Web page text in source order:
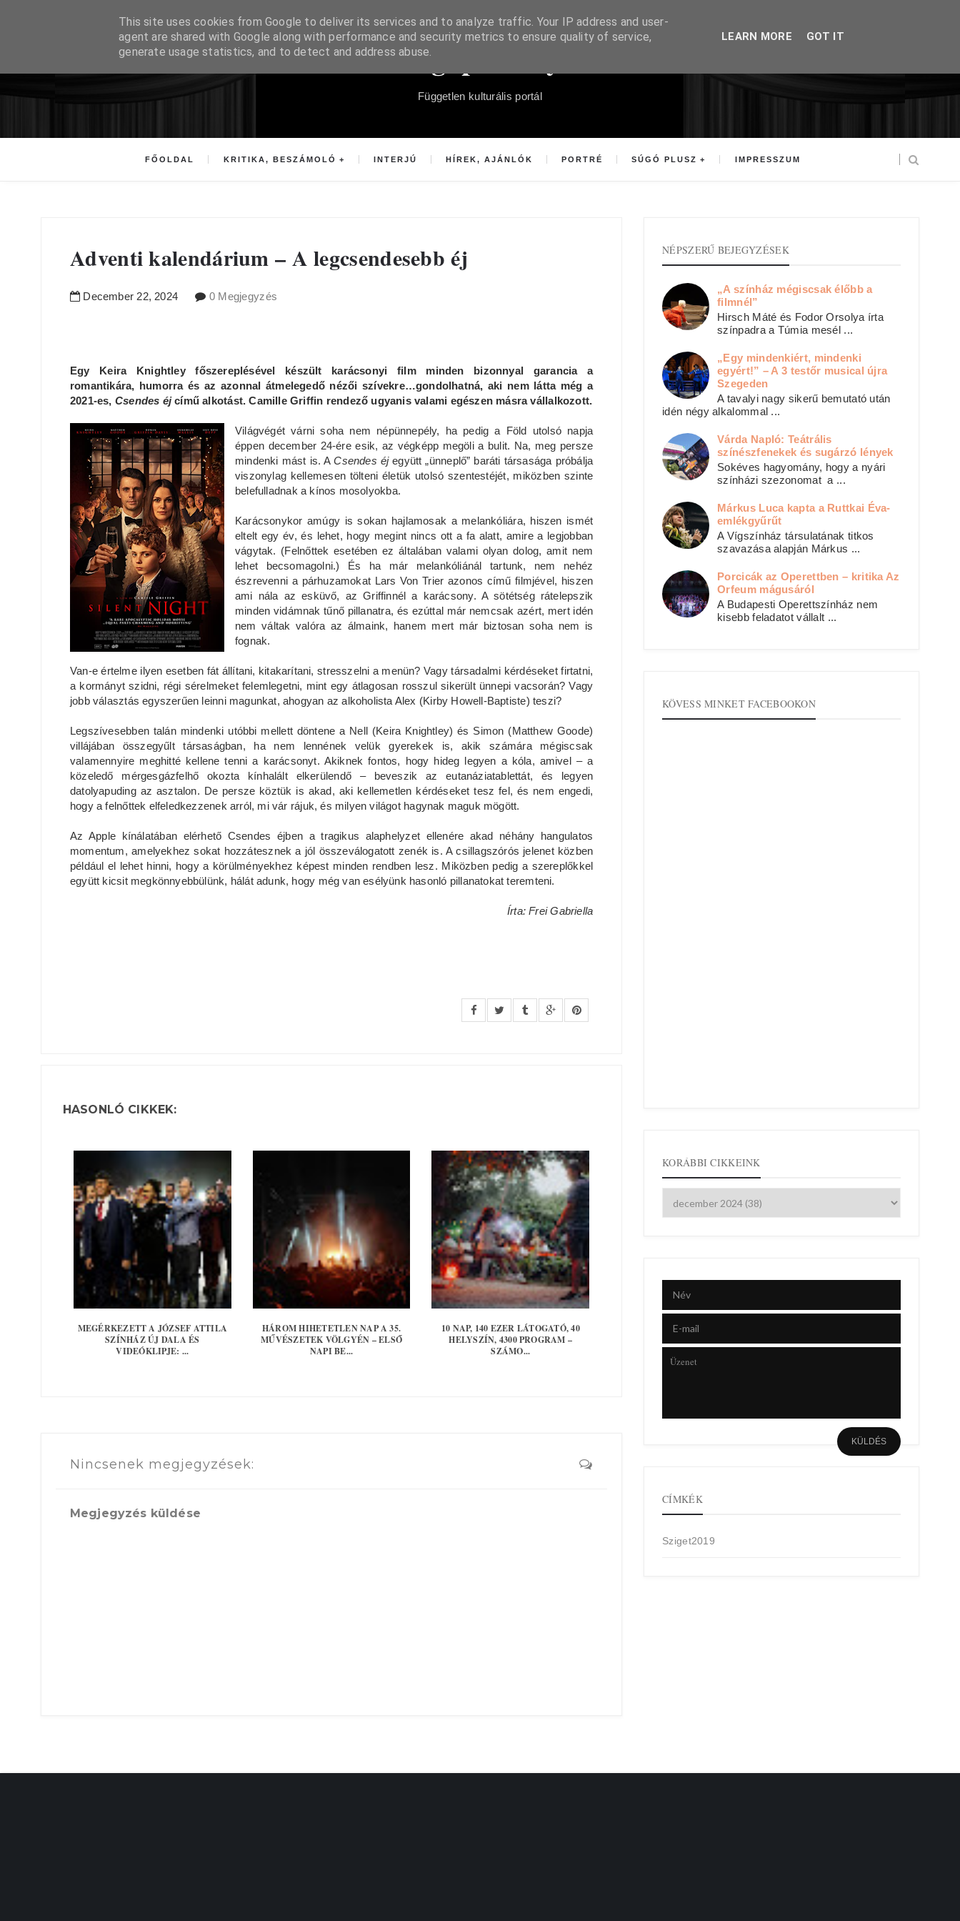
Súgópéldány
Független kulturális portál
FŐOLDAL KRITIKA, BESZÁMOLÓ INTERJÚ HÍREK, AJÁNLÓK PORTRÉ SÚGÓ PLUSZ IMPRESSZUM
Adventi kalendárium – A legcsendesebb éj
December 22, 2024 0 Megjegyzés
Egy Keira Knightley főszereplésével készült karácsonyi film minden bizonnyal garancia a
romantikára, humorra és az azonnal átmelegedő nézői szívekre…gondolhatná, aki nem látta még a
2021-es, Csendes éjcímű alkotást. Camille Griffin rendező ugyanis valami egészen másra vállalkozott.
Világvégét várni soha nem népünnepély, ha pedig a Föld utolsó napja
éppen december 24-ére esik, az végképp megöli a bulit. Na, meg persze
mindenki mást is. ACsendes éjegyütt „ünneplő” baráti társasága próbálja
viszonylag kellemesen tölteni életük utolsó szentestéjét, miközben szinte
belefulladnak a kínos mosolyokba.
Karácsonykor amúgy is sokan hajlamosak a melankóliára, hiszen ismét
eltelt egy év, és lehet, hogy megint nincs ott a fa alatt, amire a legjobban
vágytak. (Felnőttek esetében ez általában valami olyan dolog, amit nem
lehet becsomagolni.) És ha már melankóliánál tartunk, nem nehéz
észrevenni a párhuzamokat Lars Von Trier azonos című filmjével, hiszen
ami nála az esküvő, az Griffinnél a karácsony. A sötétség rátelepszik
minden vidámnak tűnő pillanatra, és ezúttal már nemcsak azért, mert idén
nem váltak valóra az álmaink, hanem mert már biztosan soha nem is
fognak.
Van-e értelme ilyen esetben fát állítani, kitakarítani, stresszelni a menün? Vagy társadalmi kérdéseket firtatni,
a kormányt szidni, régi sérelmeket felemlegetni, mint egy átlagosan rosszul sikerült ünnepi vacsorán? Vagy
jobb választás egyszerűen leinni magunkat, ahogyan az alkoholista Alex (Kirby Howell-Baptiste) teszi?
Legszívesebben talán mindenki utóbbi mellett döntene a Nell (Keira Knightley) és Simon (Matthew Goode)
villájában összegyűlt társaságban, ha nem lennének velük gyerekek is, akik számára mégiscsak
valamennyire meghitté kellene tenni a karácsonyt. Akiknek fontos, hogy hideg legyen a kóla, amivel – a
közeledő mérgesgázfelhő okozta kínhalált elkerülendő – beveszik az eutanáziatablettát, és legyen
datolyapuding az asztalon. De persze köztük is akad, aki kellemetlen kérdéseket tesz fel, és nem engedi,
hogy a felnőttek elfeledkezzenek arról, mi vár rájuk, és milyen világot hagynak maguk mögött.
Az Apple kínálatában elérhető Csendes éjben a tragikus alaphelyzet ellenére akad néhány hangulatos
momentum, amelyekhez sokat hozzátesznek a jól összeválogatott zenék is. A csillagszórós jelenet közben
például el lehet hinni, hogy a körülményekhez képest minden rendben lesz. Miközben pedig a szereplőkkel
együtt kicsit megkönnyebbülünk, hálát adunk, hogy még van esélyünk hasonló pillanatokat teremteni.
Írta: Frei Gabriella
HASONLÓ CIKKEK:
MEGÉRKEZETT A JÓZSEF ATTILA
SZÍNHÁZ ÚJ DALA ÉS
VIDEÓKLIPJE: ...
HÁROM HIHETETLEN NAP A 35.
MŰVÉSZETEK VÖLGYÉN – ELSŐ
NAPI BE...
10 NAP, 140 EZER LÁTOGATÓ, 40
HELYSZÍN, 4300 PROGRAM –
SZÁMO...
Nincsenek megjegyzések:
Megjegyzés küldése
NÉPSZERŰ BEJEGYZÉSEK
„A színház mégiscsak élőbb a
filmnél”
Hirsch Máté és Fodor Orsolya írta
színpadra a Túmia mesél ...
„Egy mindenkiért, mindenki
egyért!” – A 3 testőr musical újra
Szegeden
A tavalyi nagy sikerű bemutató után
idén négy alkalommal ...
Várda Napló: Teátrális
színészfenekek és sugárzó lények
Sokéves hagyomány, hogy a nyári
színházi szezonomat a ...
Márkus Luca kapta a Ruttkai Éva-
emlékgyűrűt
A Vígszínház társulatának titkos
szavazása alapján Márkus ...
Porcicák az Operettben – kritika Az
Orfeum mágusáról
A Budapesti Operettszínház nem
kisebb feladatot vállalt ...
KÖVESS MINKET FACEBOOKON
KORÁBBI CIKKEINK
CÍMKÉK
Sziget2019
This site uses cookies from Google to deliver its services and to analyze traffic. Your IP address and user-
agent are shared with Google along with performance and security metrics to ensure quality of service,
generate usage statistics, and to detect and address abuse.
LEARN MORE GOT IT